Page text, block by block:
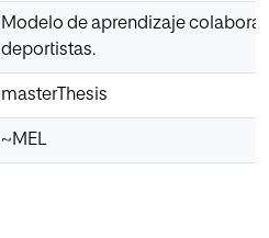
Modelo de aprendizaje
deportistas.
masterThesis
~MEL